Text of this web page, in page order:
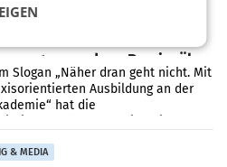
& MEDIA
rund um Praxisnähe
Slogan „Näher dran geht nicht. Mit
Ausbildung an der
hat die
& MEDIA